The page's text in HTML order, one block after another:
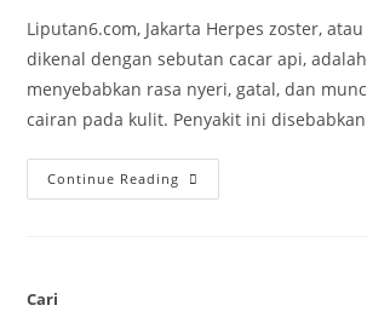
Liputan6.com, Jakarta Herpes zoster,
dikenal dengan sebutan cacar api,
menyebabkan rasa nyeri, gatal, dan
cairan pada kulit. Penyakit ini
Continue Reading
Cari